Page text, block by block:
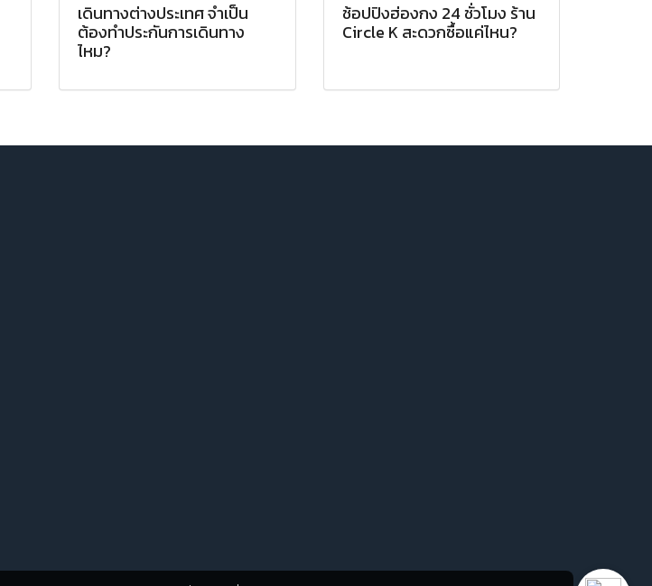
เดินทางต่างประเทศ จำเป็น
ต้องทำประกันการเดินทาง
ไหม?
ช้อปปิงฮ่องกง 24 ชั่วโมง ร้าน
Circle K สะดวกซื้อแค่ไหน?